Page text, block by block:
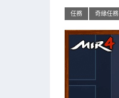
任務 奇緣任務